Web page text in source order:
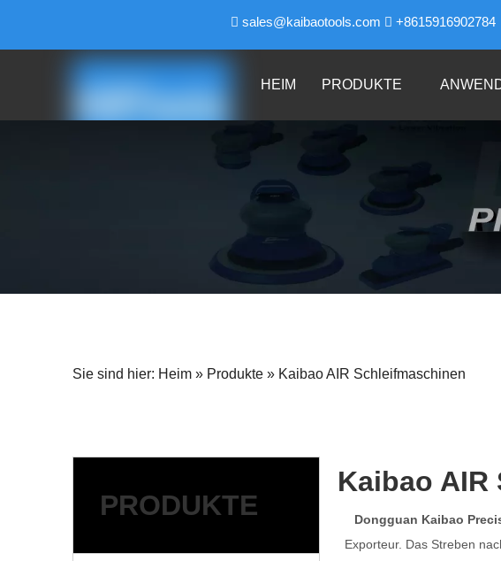
 sales@kaibaotools.com  +8615916902784
HEIM PRODUKTE
Sie sind hier: Heim » Produkte » Kaibao AIR Schleifmaschinen
PRODUKTE
Kaibao
Dongguan Kaibao
Exporteur. Das Streben